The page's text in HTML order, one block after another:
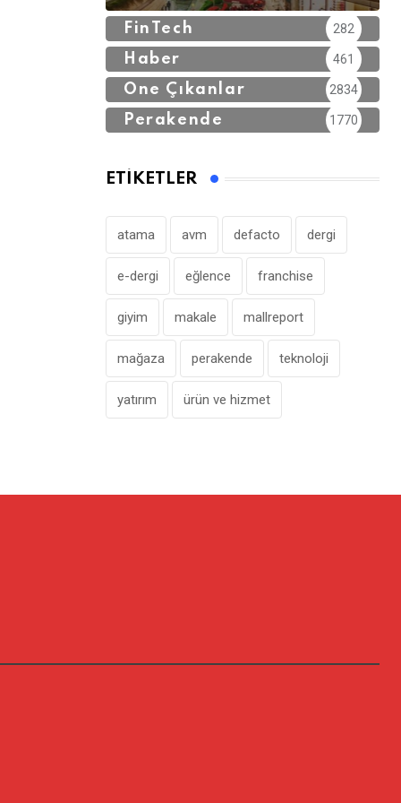
FinTech 282
Haber 461
Öne Çıkanlar 2834
Perakende 1770
ETIKETLER
atama avm defacto dergi
e-dergi eğlence franchise
giyim makale mallreport
mağaza perakende teknoloji
yatırım ürün ve hizmet